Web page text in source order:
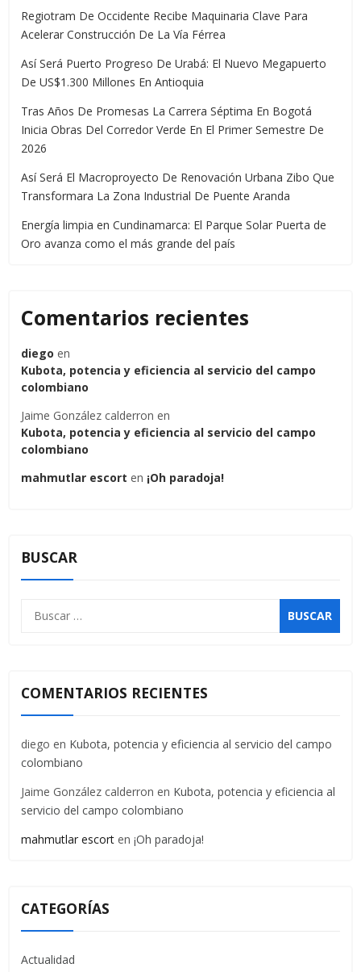
Regiotram De Occidente Recibe Maquinaria Clave Para
Acelerar Construcción De La Vía Férrea
Así Será Puerto Progreso De Urabá: El Nuevo Megapuerto
De US$1.300 Millones En Antioquia
Tras Años De Promesas La Carrera Séptima En Bogotá
Inicia Obras Del Corredor Verde En El Primer Semestre De
2026
Así Será El Macroproyecto De Renovación Urbana Zibo Que
Transformara La Zona Industrial De Puente Aranda
Energía limpia en Cundinamarca: El Parque Solar Puerta de
Oro avanza como el más grande del país
Comentarios recientes
diego en
Kubota, potencia y eficiencia al servicio del campo
colombiano
Jaime González calderron en
Kubota, potencia y eficiencia al servicio del campo
colombiano
mahmutlar escort en ¡Oh paradoja!
BUSCAR
COMENTARIOS RECIENTES
diego en Kubota, potencia y eficiencia al servicio del campo
colombiano
Jaime González calderron en Kubota, potencia y eficiencia al
servicio del campo colombiano
mahmutlar escort en ¡Oh paradoja!
CATEGORÍAS
Actualidad